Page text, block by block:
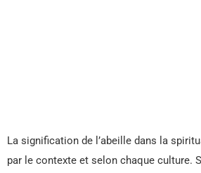
La signification de l’abeille dans la
par le contexte et selon chaque culture.